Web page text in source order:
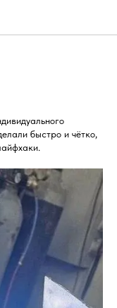
быстро и чётко,